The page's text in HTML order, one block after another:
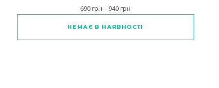
690грн – 940грн
НЕМАЄ В НАЯВНОСТІ